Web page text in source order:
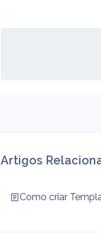
Artigos
Como criar